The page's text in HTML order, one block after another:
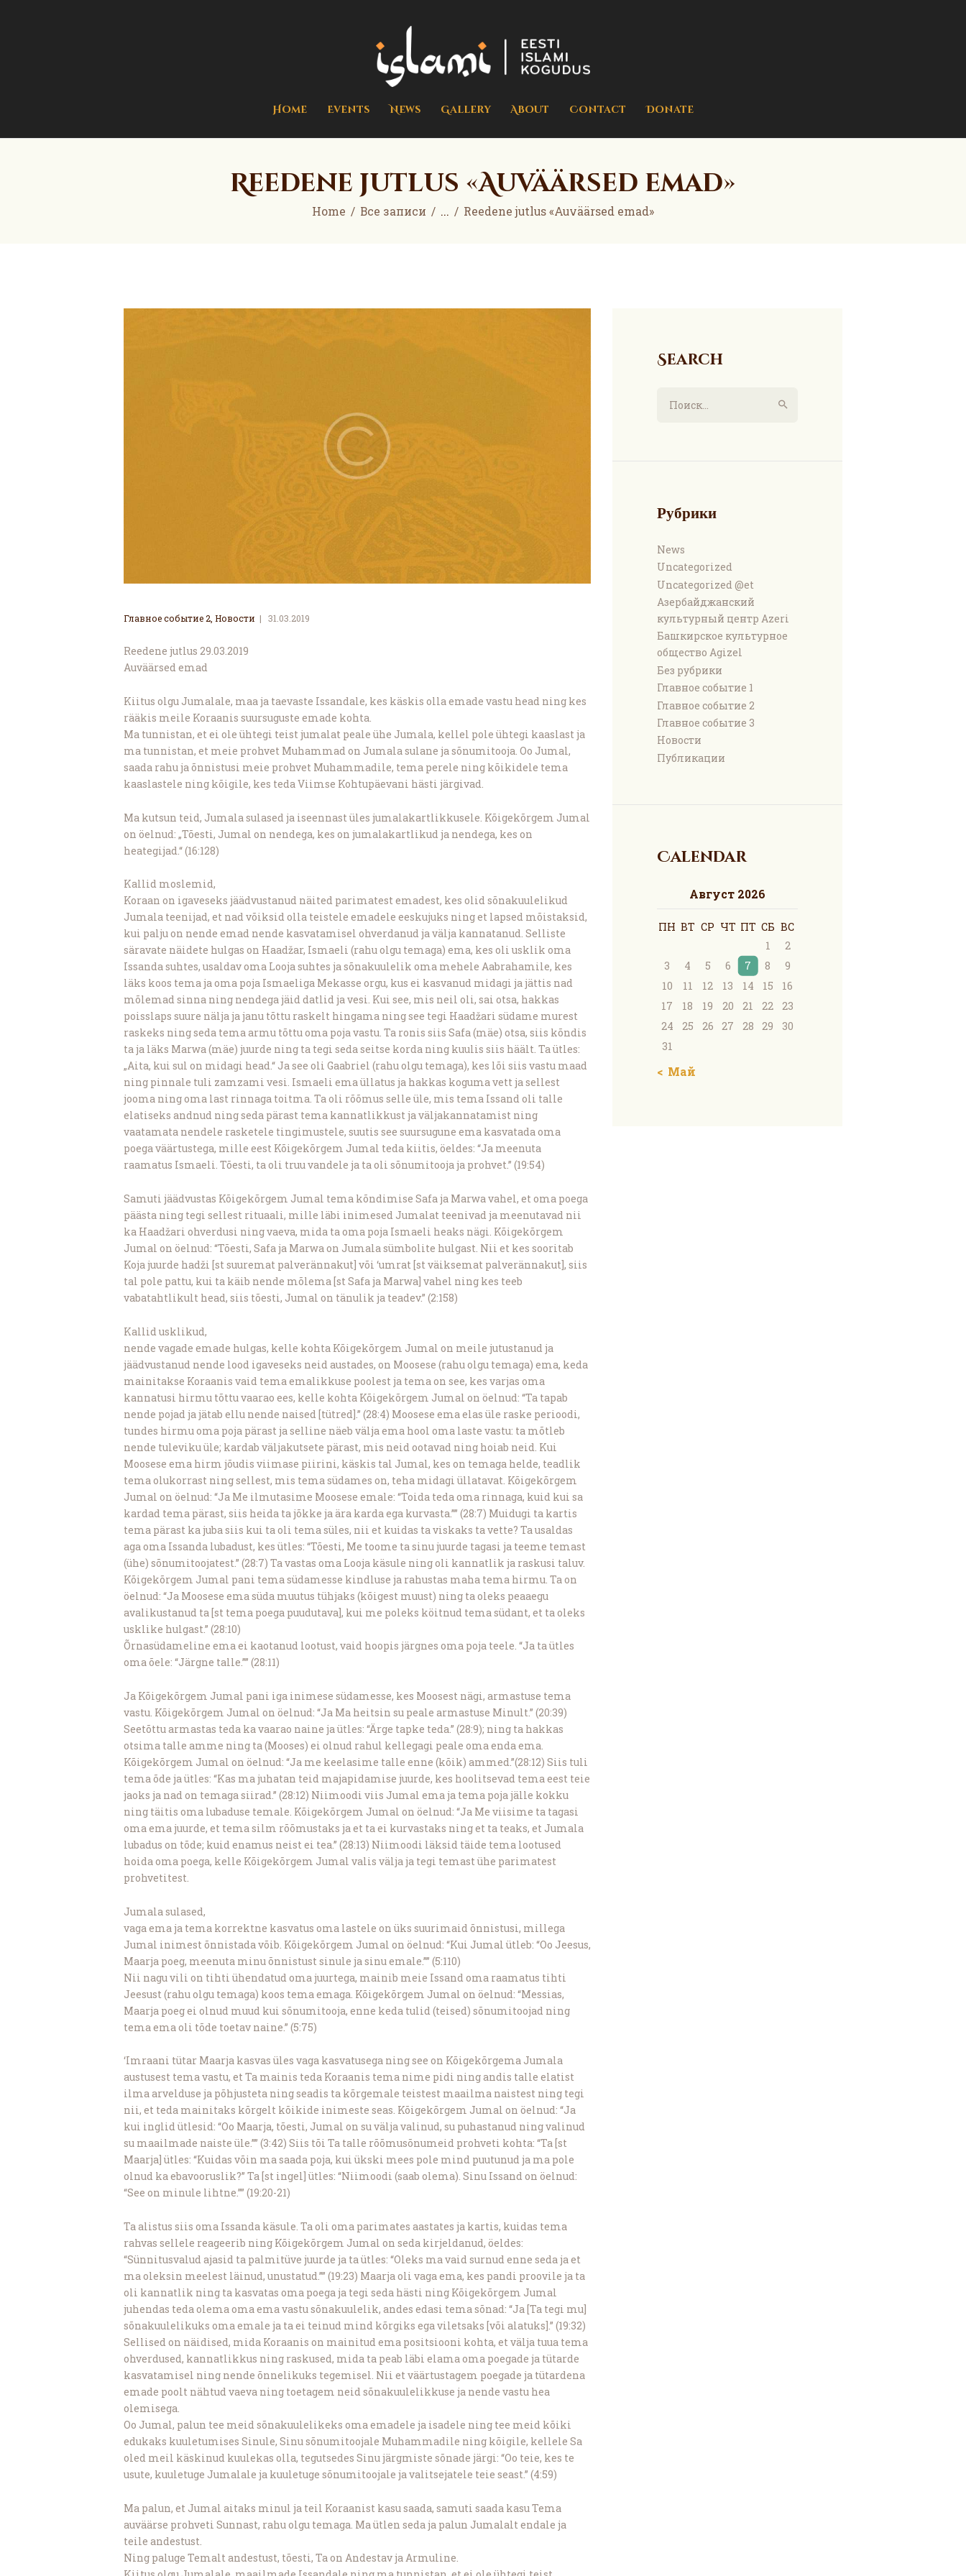
Home Events News Gallery About Contact Donate
Reedene jutlus «Auväärsed emad»
Home Все записи ... Reedene jutlus «Auväärsed emad»
islami.ee
Eesti Islami Kogudus
Events
News
Gallery
About
Contact
Donate
Главное событие 2, Новости 31.03.2019
Reedene jutlus 29.03.2019
Auväärsed emad
Kiitus olgu Jumalale, maa ja taevaste Issandale, kes käskis olla emade vastu head ning kes
rääkis meile Koraanis suursuguste emade kohta.
Ma tunnistan, et ei ole ühtegi teist jumalat peale ühe Jumala, kellel pole ühtegi kaaslast ja
ma tunnistan, et meie prohvet Muhammad on Jumala sulane ja sõnumitooja. Oo Jumal,
saada rahu ja õnnistusi meie prohvet Muhammadile, tema perele ning kõikidele tema
kaaslastele ning kõigile, kes teda Viimse Kohtupäevani hästi järgivad.
Ma kutsun teid, Jumala sulased ja iseennast üles jumalakartlikkusele. Kõigekõrgem Jumal
on öelnud: „Tõesti, Jumal on nendega, kes on jumalakartlikud ja nendega, kes on
heategijad.“ (16:128)
Kallid moslemid,
Koraan on igaveseks jäädvustanud näited parimatest emadest, kes olid sõnakuulelikud
Jumala teenijad, et nad võiksid olla teistele emadele eeskujuks ning et lapsed mõistaksid,
kui palju on nende emad nende kasvatamisel ohverdanud ja välja kannatanud. Selliste
säravate näidete hulgas on Haadžar, Ismaeli (rahu olgu temaga) ema, kes oli usklik oma
Issanda suhtes, usaldav oma Looja suhtes ja sõnakuulelik oma mehele Aabrahamile, kes
läks koos tema ja oma poja Ismaeliga Mekasse orgu, kus ei kasvanud midagi ja jättis nad
mõlemad sinna ning nendega jäid datlid ja vesi. Kui see, mis neil oli, sai otsa, hakkas
poisslaps suure nälja ja janu tõttu raskelt hingama ning see tegi Haadžari südame murest
raskeks ning seda tema armu tõttu oma poja vastu. Ta ronis siis Safa (mäe) otsa, siis kõndis
ta ja läks Marwa (mäe) juurde ning ta tegi seda seitse korda ning kuulis siis häält. Ta ütles:
„Aita, kui sul on midagi head.“ Ja see oli Gaabriel (rahu olgu temaga), kes lõi siis vastu maad
ning pinnale tuli zamzami vesi. Ismaeli ema üllatus ja hakkas koguma vett ja sellest
jooma ning oma last rinnaga toitma. Ta oli rõõmus selle üle, mis tema Issand oli talle
elatiseks andnud ning seda pärast tema kannatlikkust ja väljakannatamist ning
vaatamata nendele rasketele tingimustele, suutis see suursugune ema kasvatada oma
poega väärtustega, mille eest Kõigekõrgem Jumal teda kiitis, öeldes: “Ja meenuta
raamatus Ismaeli. Tõesti, ta oli truu vandele ja ta oli sõnumitooja ja prohvet.” (19:54)
Samuti jäädvustas Kõigekõrgem Jumal tema kõndimise Safa ja Marwa vahel, et oma poega
päästa ning tegi sellest rituaali, mille läbi inimesed Jumalat teenivad ja meenutavad nii
ka Haadžari ohverdusi ning vaeva, mida ta oma poja Ismaeli heaks nägi. Kõigekõrgem
Jumal on öelnud: “Tõesti, Safa ja Marwa on Jumala sümbolite hulgast. Nii et kes sooritab
Koja juurde hadži [st suuremat palverännakut] või ‘umrat [st väiksemat palverännakut], siis
tal pole pattu, kui ta käib nende mõlema [st Safa ja Marwa] vahel ning kes teeb
vabatahtlikult head, siis tõesti, Jumal on tänulik ja teadev.” (2:158)
Kallid usklikud,
nende vagade emade hulgas, kelle kohta Kõigekõrgem Jumal on meile jutustanud ja
jäädvustanud nende lood igaveseks neid austades, on Moosese (rahu olgu temaga) ema, keda
mainitakse Koraanis vaid tema emalikkuse poolest ja tema on see, kes varjas oma
kannatusi hirmu tõttu vaarao ees, kelle kohta Kõigekõrgem Jumal on öelnud: “Ta tapab
nende pojad ja jätab ellu nende naised [tütred].” (28:4) Moosese ema elas üle raske perioodi,
tundes hirmu oma poja pärast ja selline näeb välja ema hool oma laste vastu: ta mõtleb
nende tuleviku üle; kardab väljakutsete pärast, mis neid ootavad ning hoiab neid. Kui
Moosese ema hirm jõudis viimase piirini, käskis tal Jumal, kes on temaga helde, teadlik
tema olukorrast ning sellest, mis tema südames on, teha midagi üllatavat. Kõigekõrgem
Jumal on öelnud: “Ja Me ilmutasime Moosese emale: “Toida teda oma rinnaga, kuid kui sa
kardad tema pärast, siis heida ta jõkke ja ära karda ega kurvasta.”” (28:7) Muidugi ta kartis
tema pärast ka juba siis kui ta oli tema süles, nii et kuidas ta viskaks ta vette? Ta usaldas
aga oma Issanda lubadust, kes ütles: “Tõesti, Me toome ta sinu juurde tagasi ja teeme temast
(ühe) sõnumitoojatest.” (28:7) Ta vastas oma Looja käsule ning oli kannatlik ja raskusi taluv.
Kõigekõrgem Jumal pani tema südamesse kindluse ja rahustas maha tema hirmu. Ta on
öelnud: “Ja Moosese ema süda muutus tühjaks (kõigest muust) ning ta oleks peaaegu
avalikustanud ta [st tema poega puudutava], kui me poleks köitnud tema südant, et ta oleks
usklike hulgast.” (28:10)
Õrnasüdameline ema ei kaotanud lootust, vaid hoopis järgnes oma poja teele. “Ja ta ütles
oma õele: “Järgne talle.”” (28:11)
Ja Kõigekõrgem Jumal pani iga inimese südamesse, kes Moosest nägi, armastuse tema
vastu. Kõigekõrgem Jumal on öelnud: “Ja Ma heitsin su peale armastuse Minult.” (20:39)
Seetõttu armastas teda ka vaarao naine ja ütles: “Ärge tapke teda.” (28:9); ning ta hakkas
otsima talle amme ning ta (Mooses) ei olnud rahul kellegagi peale oma enda ema.
Kõigekõrgem Jumal on öelnud: “Ja me keelasime talle enne (kõik) ammed.”(28:12) Siis tuli
tema õde ja ütles: “Kas ma juhatan teid majapidamise juurde, kes hoolitsevad tema eest teie
jaoks ja nad on temaga siirad.” (28:12) Niimoodi viis Jumal ema ja tema poja jälle kokku
ning täitis oma lubaduse temale. Kõigekõrgem Jumal on öelnud: “Ja Me viisime ta tagasi
oma ema juurde, et tema silm rõõmustaks ja et ta ei kurvastaks ning et ta teaks, et Jumala
lubadus on tõde; kuid enamus neist ei tea.” (28:13) Niimoodi läksid täide tema lootused
hoida oma poega, kelle Kõigekõrgem Jumal valis välja ja tegi temast ühe parimatest
prohvetitest.
Jumala sulased,
vaga ema ja tema korrektne kasvatus oma lastele on üks suurimaid õnnistusi, millega
Jumal inimest õnnistada võib. Kõigekõrgem Jumal on öelnud: “Kui Jumal ütleb: “Oo Jeesus,
Maarja poeg, meenuta minu õnnistust sinule ja sinu emale.”” (5:110)
Nii nagu vili on tihti ühendatud oma juurtega, mainib meie Issand oma raamatus tihti
Jeesust (rahu olgu temaga) koos tema emaga. Kõigekõrgem Jumal on öelnud: “Messias,
Maarja poeg ei olnud muud kui sõnumitooja, enne keda tulid (teised) sõnumitoojad ning
tema ema oli tõde toetav naine.” (5:75)
‘Imraani tütar Maarja kasvas üles vaga kasvatusega ning see on Kõigekõrgema Jumala
austusest tema vastu, et Ta mainis teda Koraanis tema nime pidi ning andis talle elatist
ilma arvelduse ja põhjusteta ning seadis ta kõrgemale teistest maailma naistest ning tegi
nii, et teda mainitaks kõrgelt kõikide inimeste seas. Kõigekõrgem Jumal on öelnud: “Ja
kui inglid ütlesid: “Oo Maarja, tõesti, Jumal on su välja valinud, su puhastanud ning valinud
su maailmade naiste üle.”” (3:42) Siis tõi Ta talle rõõmusõnumeid prohveti kohta: “Ta [st
Maarja] ütles: “Kuidas võin ma saada poja, kui ükski mees pole mind puutunud ja ma pole
olnud ka ebavooruslik?” Ta [st ingel] ütles: “Niimoodi (saab olema). Sinu Issand on öelnud:
“See on minule lihtne.”” (19:20-21)
Ta alistus siis oma Issanda käsule. Ta oli oma parimates aastates ja kartis, kuidas tema
rahvas sellele reageerib ning Kõigekõrgem Jumal on seda kirjeldanud, öeldes:
“Sünnitusvalud ajasid ta palmitüve juurde ja ta ütles: “Oleks ma vaid surnud enne seda ja et
ma oleksin meelest läinud, unustatud.”” (19:23) Maarja oli vaga ema, kes pandi proovile ja ta
oli kannatlik ning ta kasvatas oma poega ja tegi seda hästi ning Kõigekõrgem Jumal
juhendas teda olema oma ema vastu sõnakuulelik, andes edasi tema sõnad: “Ja [Ta tegi mu]
sõnakuulelikuks oma emale ja ta ei teinud mind kõrgiks ega viletsaks [või alatuks].” (19:32)
Sellised on näidised, mida Koraanis on mainitud ema positsiooni kohta, et välja tuua tema
ohverdused, kannatlikkus ning raskused, mida ta peab läbi elama oma poegade ja tütarde
kasvatamisel ning nende õnnelikuks tegemisel. Nii et väärtustagem poegade ja tütardena
emade poolt nähtud vaeva ning toetagem neid sõnakuulelikkuse ja nende vastu hea
olemisega.
Oo Jumal, palun tee meid sõnakuulelikeks oma emadele ja isadele ning tee meid kõiki
edukaks kuuletumises Sinule, Sinu sõnumitoojale Muhammadile ning kõigile, kellele Sa
oled meil käskinud kuulekas olla, tegutsedes Sinu järgmiste sõnade järgi: “Oo teie, kes te
usute, kuuletuge Jumalale ja kuuletuge sõnumitoojale ja valitsejatele teie seast.” (4:59)
Ma palun, et Jumal aitaks minul ja teil Koraanist kasu saada, samuti saada kasu Tema
auväärse prohveti Sunnast, rahu olgu temaga. Ma ütlen seda ja palun Jumalalt endale ja
teile andestust.
Ning paluge Temalt andestust, tõesti, Ta on Andestav ja Armuline.
Search
Рубрики
News
Uncategorized
Uncategorized @et
Азербайджанский
культурный центр Azeri
Башкирское культурное
общество Agizel
Без рубрики
Главное событие 1
Главное событие 2
Главное событие 3
Новости
Публикации
Calendar
Август 2026
ПН ВТ СР ЧТ ПТ СБ ВС
1
2
3
4 5 6 7 8
9
10
11 12 13 14 15
16
17
18 19 20 21 22
23
24
25 26 27 28 29
30
31
« Май